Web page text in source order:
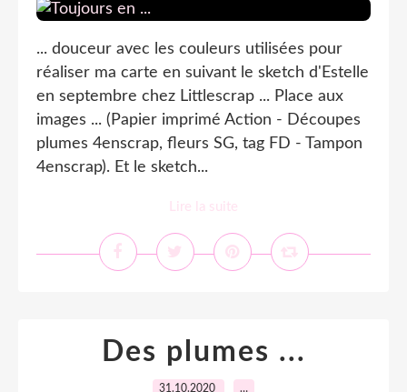
... douceur avec les couleurs utilisées pour
réaliser ma carte en suivant le sketch d'Estelle
en septembre chez Littlescrap ... Place aux
images ... (Papier imprimé Action - Découpes
plumes 4enscrap, fleurs SG, tag FD - Tampon
4enscrap). Et le sketch...
Lire la suite
Des plumes ...
31.10.2020 …